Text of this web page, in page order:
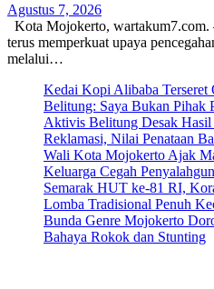
Agustus 7, 2026
Kota Mojokerto,
terus memperkuat upaya
melalui…
Kedai Kopi Alibaba Terseret
Belitung: Saya Bukan Pihak
Aktivis Belitung Desak Hasil
Reklamasi, Nilai Penataan
Wali Kota Mojokerto Ajak
Keluarga Cegah
Semarak HUT ke-81 RI,
Lomba Tradisional Penuh
Bunda Genre Mojokerto
Bahaya Rokok dan Stunting